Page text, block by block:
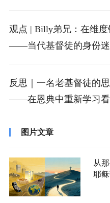
观点 | Billy弟兄：在维
——当代基督徒的身份迷
反思｜一名老基督徒的
——在恩典中重新学习看
图片文章
从
耶